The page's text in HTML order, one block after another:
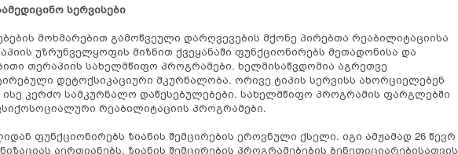
სერვისები
მოხმარებით გამოწვეული დარღვევების მქონე პირებთა რეაბილიტაციისა
უზრუნველყოფის მიზნით ქვეყანაში ფუნქციონირებს მეთადონისა და
თერაპიის სახელმწიფო პროგრამები. ხელმისაწვდომია აგრეთვე
დეტოქსიკაციური მკურნალობა. ორივე ტიპის სერვისს ახორციელებენ
კერძო სამკურნალო დაწესებულებები. სახელმწიფო პროგრამის ფარგლებში
რეაბილიტაციის პროგრამები.
ფუნქციონირებს ზიანის შემცირების ეროვნული ქსელი. იგი ამჟამად 26 წევრ
აერთიანებს. ზიანის შემცირების პროგრამებების ბენეფიციარებისათვის